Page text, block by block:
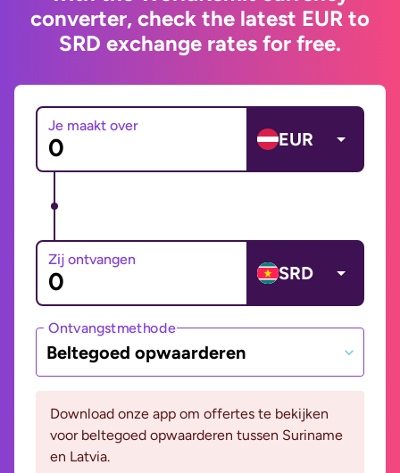
converter, check the latest EUR to
SRD exchange rates for free.
Je maakt over
EUR
Zij ontvangen
SRD
Ontvangstmethode
Beltegoed opwaarderen
Download onze app om offertes te bekijken
voor beltegoed opwaarderen tussen Suriname
en Latvia.